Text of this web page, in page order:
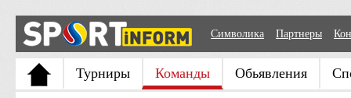
Символика Партнеры
Турниры Команды Обьявления